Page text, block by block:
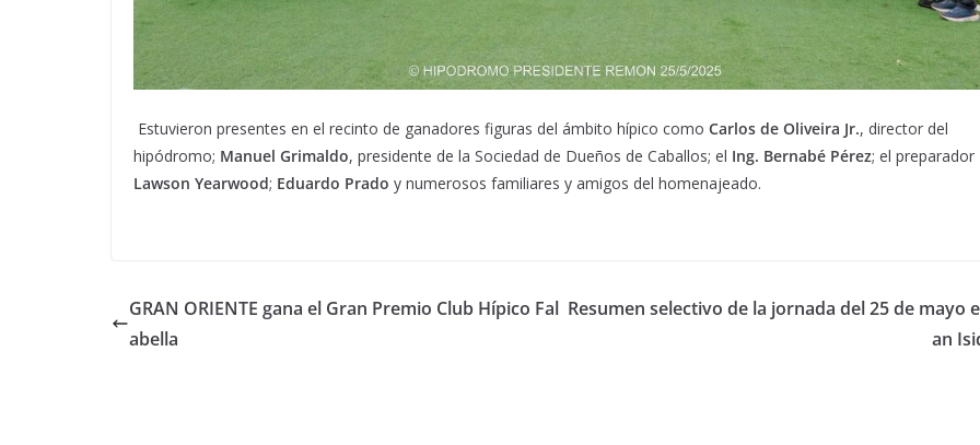
Estuvieron presentes en el recinto de ganadores figuras del ámbito hípico como Carlos de Oliveira Jr., director del
hipódromo; Manuel Grimaldo, presidente de la Sociedad de Dueños de Caballos; el Ing. Bernabé Pérez; el preparador
Lawson Yearwood; Eduardo Prado y numerosos familiares y amigos del homenajeado.
GRAN ORIENTE gana el Gran Premio Club Hípico Fal
abella
Resumen selectivo de la jornada del 25 de mayo
an